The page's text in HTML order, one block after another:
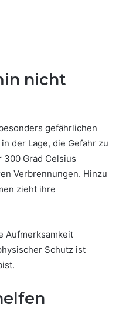
nicht
gefährlichen
der Lage, die Gefahr zu
Grad Celsius
Verbrennungen. Hinzu
zieht ihre
Aufmerksamkeit
Schutz ist